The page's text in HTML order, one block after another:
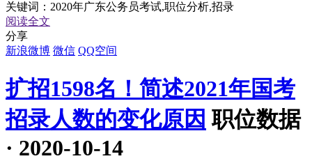
关键词： 2020年广东公务员考试,职位分析,招录
阅读全文
分享
新浪微博 微信 QQ空间
扩招1598名！简述2021年国考
招录人数的变化原因 职位数据
· 2020-10-14